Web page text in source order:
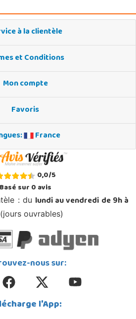
à la clientèle
et Conditions
Mon compte
Favoris
France
0,0/5
Basé sur0avis
: du lundi au vendredi de 9h à
(jours ouvrables)
nous sur:
l'App: